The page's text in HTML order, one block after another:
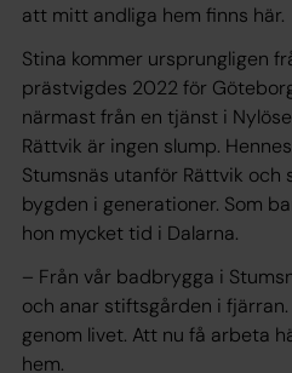
att mitt andliga hem finns här.
Stina kommer ursprungligen
prästvigdes 2022 för
närmast från en tjänst i
Rättvik är ingen slump.
Stumsnäs utanför Rättvik och
bygden i generationer. Som
hon mycket tid i Dalarna.
– Från vår badbrygga i
och anar stiftsgården i
genom livet. Att nu få arbeta
hem.